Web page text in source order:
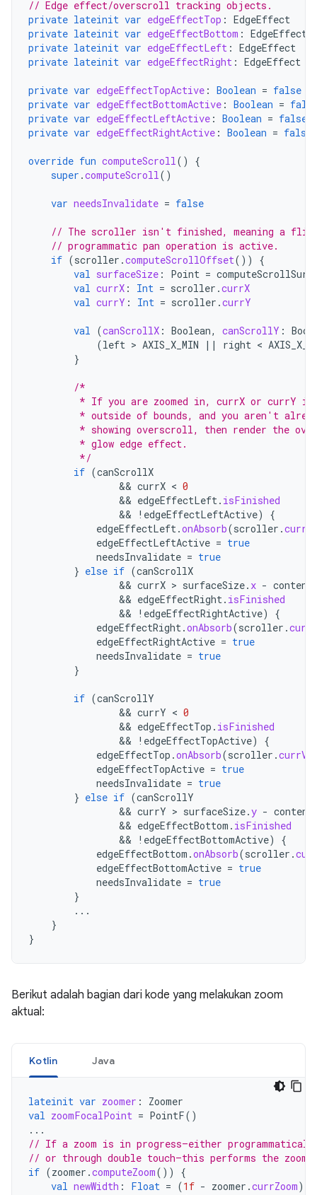
// Edge effect/overscroll tracking objects.
private lateinit var edgeEffectTop : EdgeEffect
private lateinit var edgeEffectBottom : EdgeEffect
private lateinit var edgeEffectLeft : EdgeEffect
private lateinit var edgeEffectRight : EdgeEffect
private var edgeEffectTopActive : Boolean = false
private var edgeEffectBottomActive : Boolean =
private var edgeEffectLeftActive : Boolean = false
private var edgeEffectRightActive : Boolean = false
override fun computeScroll()
{
super .computeScroll()
var needsInvalidate = false
// The scroller isn't finished, meaning a
// programmatic pan operation is active.
if (scroller .computeScrollOffset())
{
val surfaceSize : Point =
val currX : Int = scroller .currX
val currY : Int = scroller .currY
val (canScrollX : Boolean, canScrollY :
(left > AXIS_X_MIN || right <
}
/*
         * If you are zoomed in, currX or currY is
* outside of bounds, and you aren't
* showing overscroll, then render the
         * glow edge effect.
         */
if (canScrollX
&& currX < 0
&& edgeEffectLeft. isFinished
&&
! edgeEffectLeftActive)
{
edgeEffectLeft.onAbsorb(scroller .
edgeEffectLeftActive = true
needsInvalidate = true
} else if (canScrollX
&& currX > surfaceSize. x -
&& edgeEffectRight. isFinished
&&
! edgeEffectRightActive)
{
edgeEffectRight.onAbsorb(scroller .
edgeEffectRightActive = true
needsInvalidate = true
}
if (canScrollY
&& currY < 0
&& edgeEffectTop . isFinished
&&
! edgeEffectTopActive)
{
edgeEffectTop .onAbsorb(scroller .
edgeEffectTopActive = true
needsInvalidate = true
} else if (canScrollY
&& currY > surfaceSize.y -
&& edgeEffectBottom . isFinished
&&
! edgeEffectBottomActive)
{
edgeEffectBottom .onAbsorb(scroller .
edgeEffectBottomActive = true
needsInvalidate = true
}
...
}
}
Berikut adalah bagian dari kode yang melakukan zoom
aktual:
Kotlin Java
lateinit var zoomer :
Zoomer
val zoomFocalPoint = PointF()
...
// If a zoom is in progress—either
// or through double touch—this performs the zoom.
if (zoomer .computeZoom())
{
val newWidth : Float = (1f - zoomer .currZoom)